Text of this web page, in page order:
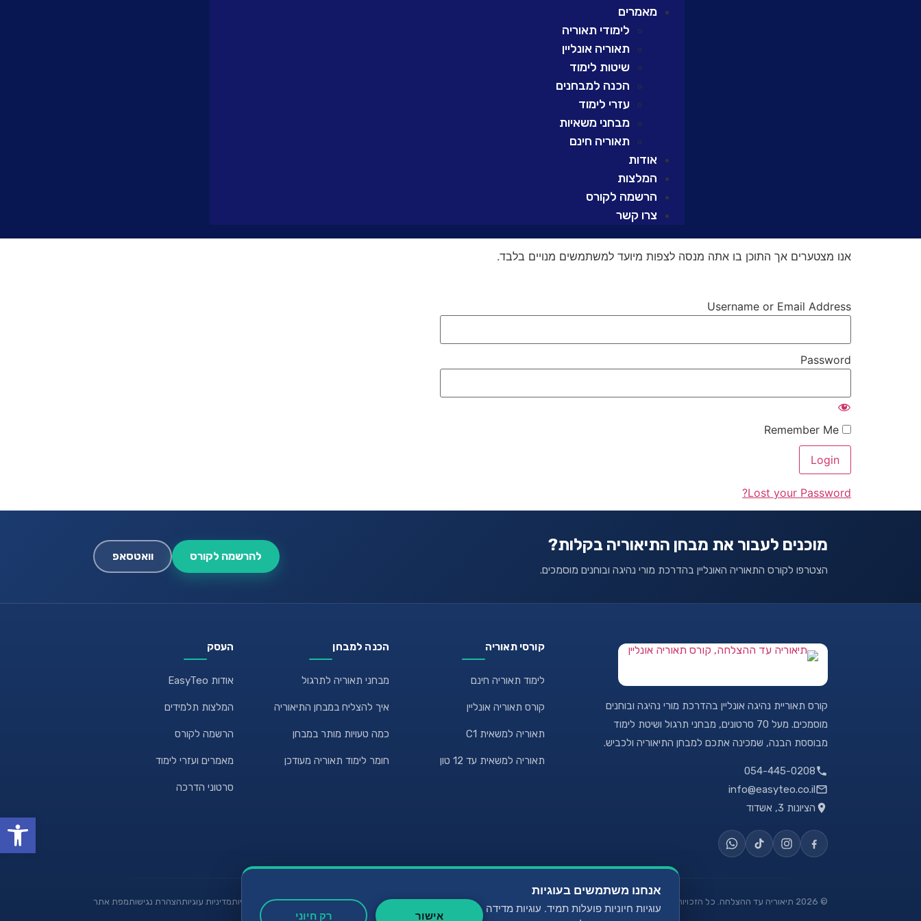
מאמרים
לימודי תאוריה
תאוריה אונליין
שיטות לימוד
הכנה למבחנים
עזרי לימוד
מבחני משאיות
תאוריה חינם
אודות
המלצות
הרשמה לקורס
צרו קשר
אנו מצטערים אך התוכן בו אתה מנסה לצפות מיועד למשתמשים מנויים בלבד.
Username or Email Address
Password
Lost your Password?
מוכנים לעבור את מבחן התיאוריה בקלות?
הצטרפו לקורס התאוריה האונליין בהדרכת מורי נהיגה ובוחנים מוסמכים.
להרשמה לקורס וואטסאפ
קורס תאוריית נהיגה אונליין בהדרכת מורי נהיגה ובוחנים
מוסמכים. מעל 70 סרטונים, מבחני תרגול ושיטת לימוד
מבוססת הבנה, שמכינה אתכם למבחן התיאוריה ולכביש.
054-445-0208
info@easyteo.co.il
הציונות 3, אשדוד
קורסי תאוריה
לימוד תאוריה חינם
קורס תאוריה אונליין
תאוריה למשאית C1
תאוריה למשאית עד 12 טון
הכנה למבחן
מבחני תאוריה לתרגול
איך להצליח במבחן התיאוריה
כמה טעויות מותר במבחן
חומר לימוד תאוריה מעודכן
העסק
אודות EasyTeo
המלצות תלמידים
הרשמה לקורס
מאמרים ועזרי לימוד
סרטוני הדרכה
©
2026 תיאוריה עד ההצלחה. כל הזכויות שמורות. תקנוןמדיניות פרטיותמדיניות עוגיותהצהרת נגישותמפת אתר
פתח
אנחנו משתמשים בעוגיות
עוגיות חיוניות פועלות תמיד. עוגיות מדידה
אישור רק חיוני